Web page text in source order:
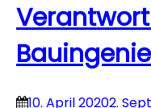
10. April 20202.